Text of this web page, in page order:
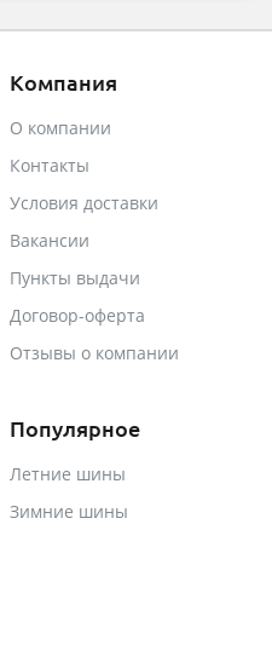
Компания
О компании
Контакты
Условия доставки
Вакансии
Пункты выдачи
Договор-оферта
Отзывы о компании
Популярное
Летние шины
Зимние шины